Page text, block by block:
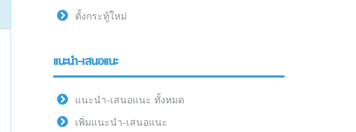
ตั้งกระทู้ใหม่
แนะนำ-เสนอแนะ
แนะนำ-เสนอแนะ ทั้งหมด
เพิ่มแนะนำ-เสนอแนะ